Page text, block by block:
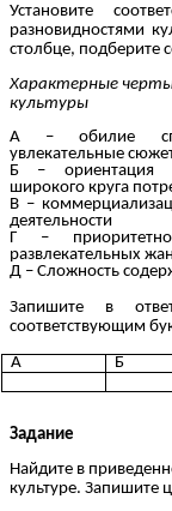
Установите
разновидностями
столбце, подберите
культуры
А – обилие
увлекательные
Б – ориентация
широкого круга
В –
деятельности
Г –
развлекательных
Д – Сложность
Запишите в
соответствующим
А
Б
Задание
Найдите в
культуре. Запишите